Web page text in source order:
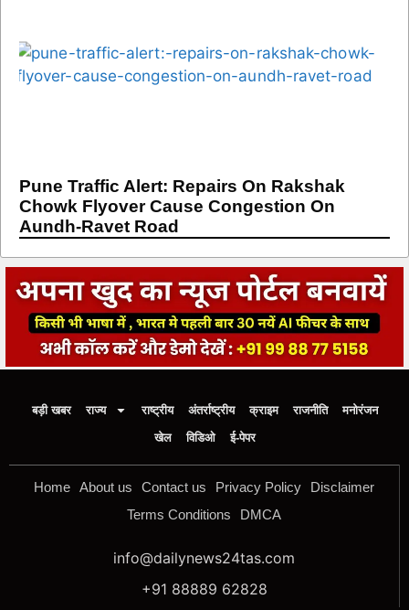
Pune Traffic Alert: Repairs On Rakshak
Chowk Flyover Cause Congestion On
Aundh-Ravet Road
बड़ी खबर राज्य राष्ट्रीय अंतर्राष्ट्रीय क्राइम राजनीति
मनोरंजन
खेल
विडिओ ई-पेपर
Home About us Contact us Privacy Policy
Disclaimer
Terms Conditions
DMCA
info@dailynews24tas.com
+91 88889 62828